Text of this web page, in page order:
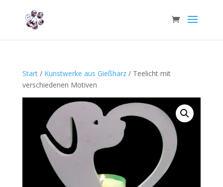
Start/ Kunstwerke aus Gießharz/ Teelicht mit
verschiedenen Motiven